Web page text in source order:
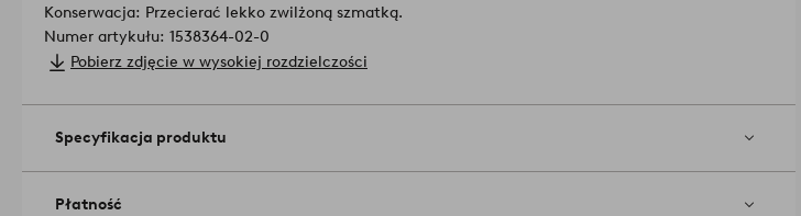
Konserwacja: Przecierać lekko zwilżoną szmatką.
Numer artykułu: 1538364-02-0
Pobierz zdjęcie w wysokiej rozdzielczości
Specyfikacja produktu
Płatność